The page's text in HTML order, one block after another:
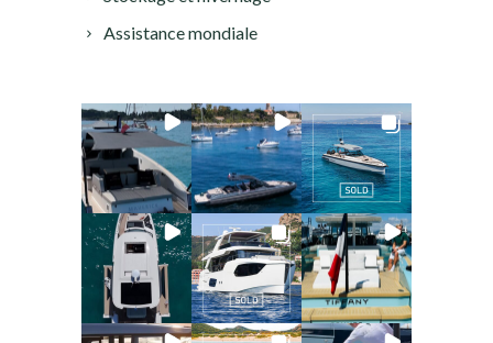
Assistance mondiale